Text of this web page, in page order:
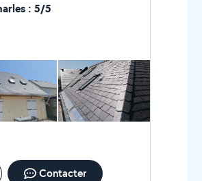
: 5/5
Contacter